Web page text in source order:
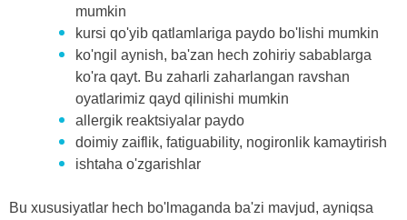
mumkin
kursi qo'yib qatlamlariga paydo bo'lishi mumkin
ko'ngil aynish, ba'zan hech zohiriy sabablarga
ko'ra qayt. Bu zaharli zaharlangan ravshan
oyatlarimiz qayd qilinishi mumkin
allergik reaktsiyalar paydo
doimiy zaiflik, fatiguability, nogironlik kamaytirish
ishtaha o'zgarishlar
Bu xususiyatlar hech bo'lmaganda ba'zi mavjud, ayniqsa